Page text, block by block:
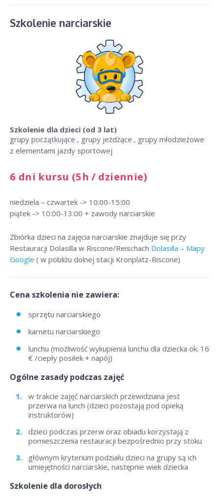
Szkolenie narciarskie
Szkolenie dla dzieci (od 3 lat)
grupy początkujące , grupy jeżdżące , grupy młodzieżowe
z elementami jazdy sportowej
6 dni kursu (5h / dziennie)
niedziela – czwartek -> 10:00-15:00
piątek -> 10:00-13:00 + zawody narciarskie
Zbiórka dzieci na zajęcia narciarskie znajduje się przy
Restauracji Dolasilla w Riscone/Reischach Dolasilla – Mapy
Google ( w pobliżu dolnej stacji Kronplatz-Riscone)
Cena szkolenia nie zawiera:
sprzętu narciarskiego
karnetu narciarskiego
lunchu (możliwość wykupienia lunchu dla dziecka ok. 16
€ /ciepły posiłek + napój)
Ogólne zasady podczas zajęć
w trakcie zajęć narciarskich przewidziana jest
przerwa na lunch (dzieci pozostają pod opieką
instruktorów)
dzieci podczas przerw oraz obiadu korzystają z
pomieszczenia restauracji bezpośrednio przy stoku
głównym kryterium podziału dzieci na grupy są ich
umiejętności narciarskie, następnie wiek dziecka
Szkolenie dla dorosłych